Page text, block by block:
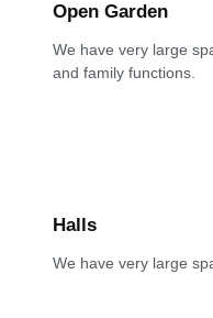
Open Garden
We have very large
and family functions.
Halls
We have very large